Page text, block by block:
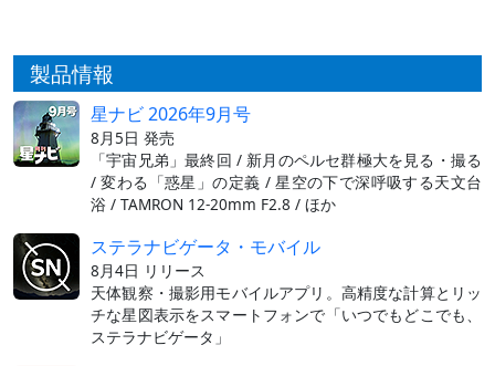
製品情報
星ナビ 2026年9月号
8月5日 発売
「宇宙兄弟」最終回 / 新月のペルセ群極大を見る・撮る
/ 変わる「惑星」の定義 / 星空の下で深呼吸する天文台
浴 / TAMRON 12-20mm F2.8 / ほか
ステラナビゲータ・モバイル
8月4日 リリース
天体観察・撮影用モバイルアプリ。高精度な計算とリッ
チな星図表示をスマートフォンで「いつでもどこでも、
ステラナビゲータ」